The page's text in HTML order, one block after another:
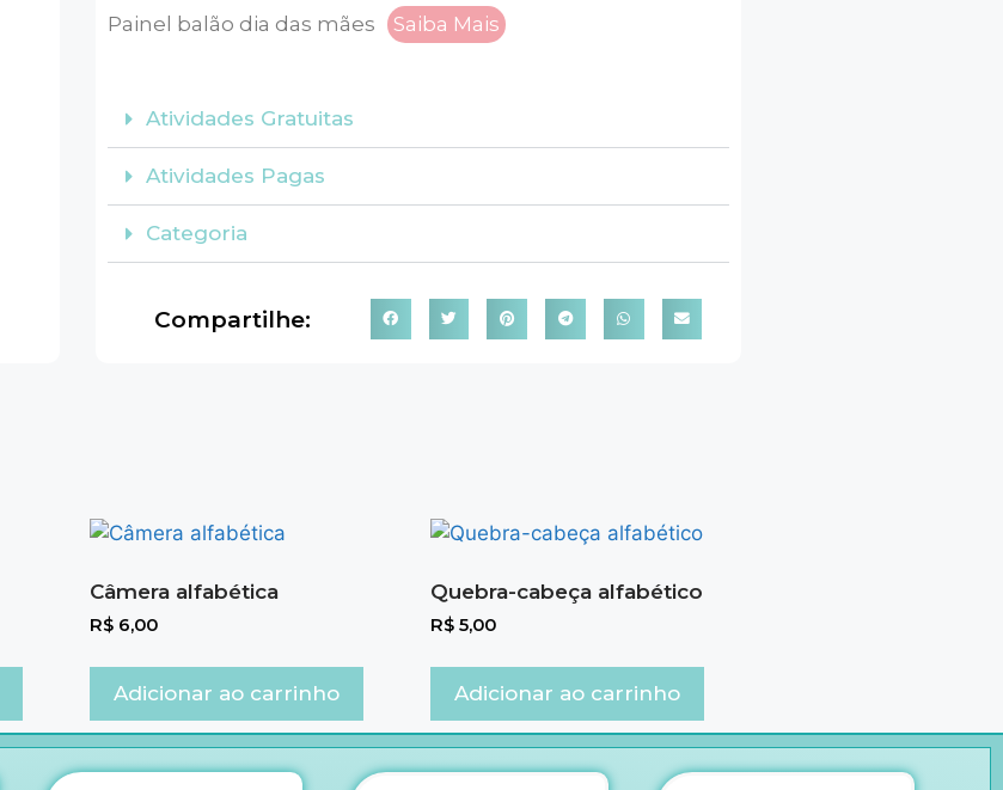
Painel balão dia das mães Saiba Mais
Atividades Gratuitas
Atividades Pagas
Categoria
Compartilhe:
Câmera alfabética
R$ 6,00
Adicionar ao carrinho
Quebra-cabeça alfabético
R$ 5,00
Adicionar ao carrinho